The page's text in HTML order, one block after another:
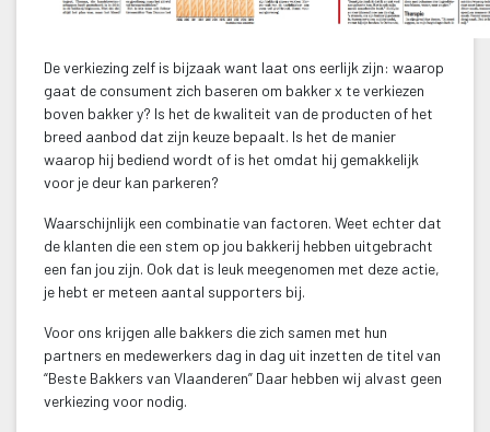
De verkiezing zelf is bijzaak want laat ons eerlijk zijn: waarop
gaat de consument zich baseren om bakker x te verkiezen
boven bakker y? Is het de kwaliteit van de producten of het
breed aanbod dat zijn keuze bepaalt. Is het de manier
waarop hij bediend wordt of is het omdat hij gemakkelijk
voor je deur kan parkeren?
Waarschijnlijk een combinatie van factoren. Weet echter dat
de klanten die een stem op jou bakkerij hebben uitgebracht
een fan jou zijn. Ook dat is leuk meegenomen met deze actie,
je hebt er meteen aantal supporters bij.
Voor ons krijgen alle bakkers die zich samen met hun
partners en medewerkers dag in dag uit inzetten de titel van
“Beste Bakkers van Vlaanderen” Daar hebben wij alvast geen
verkiezing voor nodig.